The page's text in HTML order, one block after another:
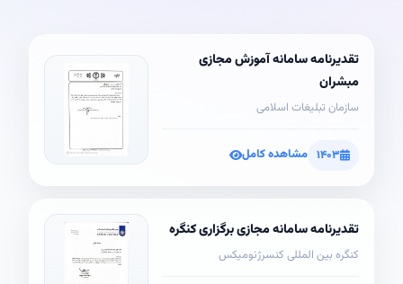
تقدیرنامه سامانه آموزش مجازی
مبشران
سازمان تبلیغات اسلامی
۱۴۰۳ مشاهده کامل
تقدیرنامه سامانه مجازی برگزاری کنگره
کنگره بین المللی کنسرژنومیکس